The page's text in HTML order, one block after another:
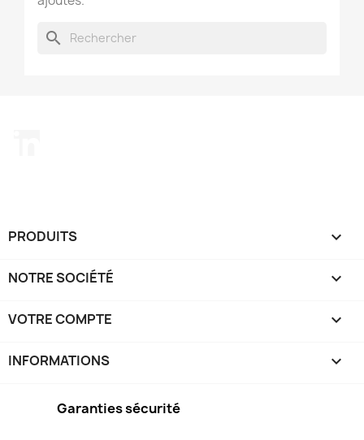
search
PRODUITS 
NOTRE SOCIÉTÉ 
VOTRE COMPTE 
INFORMATIONS keyboard_arrow_down
Garanties sécurité